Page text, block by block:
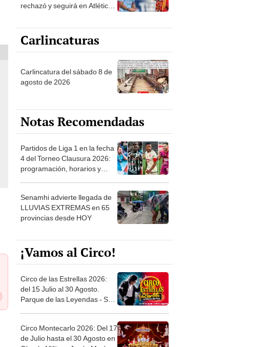
rechazó y seguirá en Atlético
Carlincaturas
Carlincatura del sábado 8 de
agosto de 2026
Notas Recomendadas
Partidos de Liga 1 en la fecha
4 del Torneo Clausura 2026:
programación, horarios y
Senamhi advierte llegada de
LLUVIAS EXTREMAS en 65
provincias desde HOY
¡Vamos al Circo!
Circo de las Estrellas 2026:
del 15 Julio al 30 Agosto.
Parque de las Leyendas - San
Circo Montecarlo 2026: Del 17
de Julio hasta el 30 Agosto en